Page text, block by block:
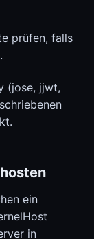
prüfen, falls
(jose, jjwt,
ein
in